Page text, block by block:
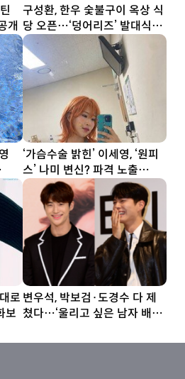
개
구성환, 한우 숯불구이 옥상 식
당 오픈…‘덩어리즈’ 발대식
(나혼산)
‘가슴수술 밝힌’ 이세영, ‘원피
스’ 나미 변신? 파격 노출
[DA★]
로
보
변우석, 박보검·도경수 다 제
쳤다…‘울리고 싶은 남자 배우’